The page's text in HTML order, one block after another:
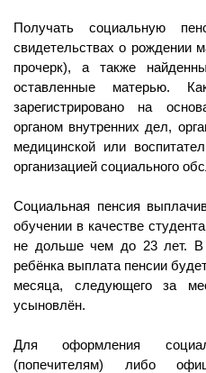
Получать социальную
свидетельствах о рождении
прочерк), а также
оставленные матерью.
зарегистрировано на
органом внутренних дел,
медицинской или
организацией социального
Социальная пенсия
обучении в качестве
не дольше чем до 23 лет. В
ребёнка выплата пенсии
месяца, следующего за
усыновлён.
Для оформления
(попечителям) либо